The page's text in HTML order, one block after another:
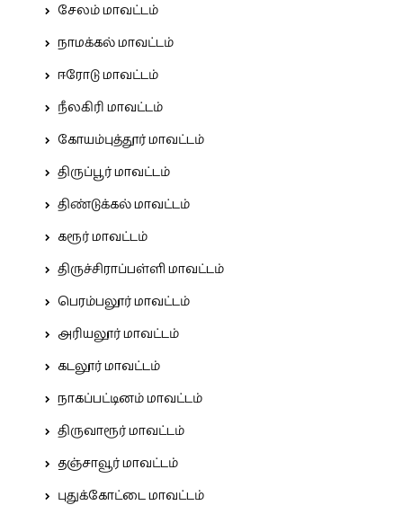
சேலம் மாவட்டம்
நாமக்கல் மாவட்டம்
ஈரோடு மாவட்டம்
நீலகிரி மாவட்டம்
கோயம்புத்தூர் மாவட்டம்
திருப்பூர் மாவட்டம்
திண்டுக்கல் மாவட்டம்
கரூர் மாவட்டம்
திருச்சிராப்பள்ளி மாவட்டம்
பெரம்பலூர் மாவட்டம்
அரியலூர் மாவட்டம்
கடலூர் மாவட்டம்
நாகப்பட்டினம் மாவட்டம்
திருவாரூர் மாவட்டம்
தஞ்சாவூர் மாவட்டம்
புதுக்கோட்டை மாவட்டம்